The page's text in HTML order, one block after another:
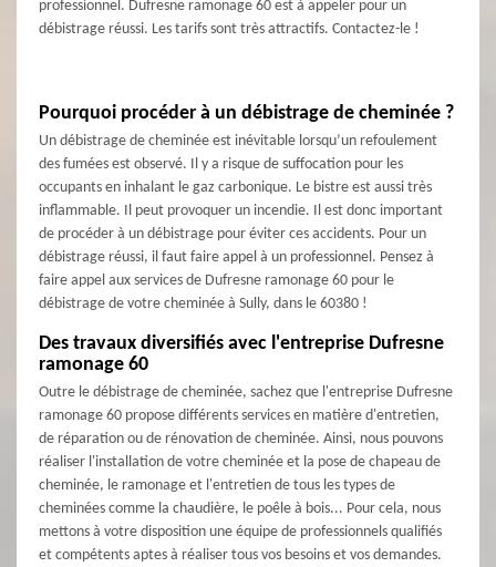
professionnel. Dufresne ramonage 60 est à appeler pour un
débistrage réussi. Les tarifs sont très attractifs. Contactez-le !
Pourquoi procéder à un débistrage de cheminée ?
Un débistrage de cheminée est inévitable lorsqu’un refoulement
des fumées est observé. Il y a risque de suffocation pour les
occupants en inhalant le gaz carbonique. Le bistre est aussi très
inflammable. Il peut provoquer un incendie. Il est donc important
de procéder à un débistrage pour éviter ces accidents. Pour un
débistrage réussi, il faut faire appel à un professionnel. Pensez à
faire appel aux services de Dufresne ramonage 60 pour le
débistrage de votre cheminée à Sully, dans le 60380 !
Des travaux diversifiés avec l'entreprise Dufresne
ramonage 60
Outre le débistrage de cheminée, sachez que l'entreprise Dufresne
ramonage 60 propose différents services en matière d'entretien,
de réparation ou de rénovation de cheminée. Ainsi, nous pouvons
réaliser l'installation de votre cheminée et la pose de chapeau de
cheminée, le ramonage et l'entretien de tous les types de
cheminées comme la chaudière, le poêle à bois... Pour cela, nous
mettons à votre disposition une équipe de professionnels qualifiés
et compétents aptes à réaliser tous vos besoins et vos demandes.